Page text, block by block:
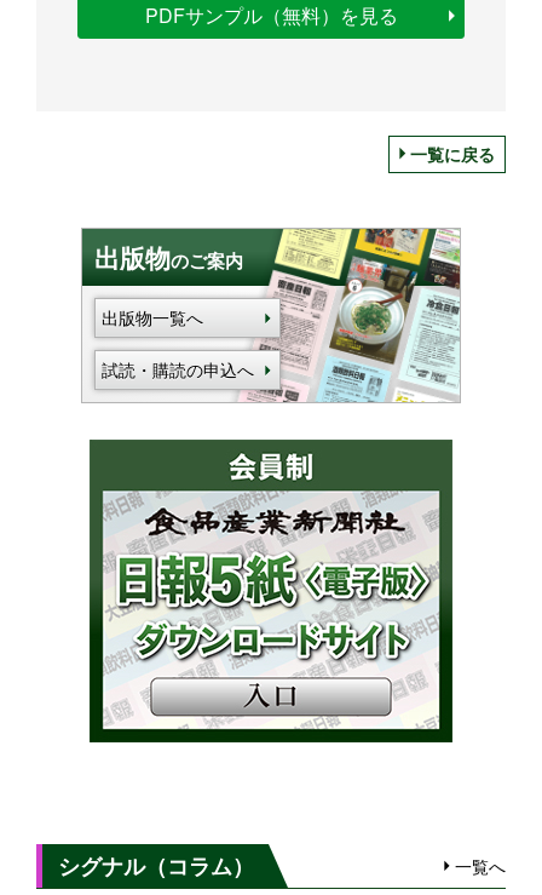
PDFサンプル（無料）を見る
一覧に戻る
出版物のご案内
出版物一覧へ
試読・購読の申込へ
シグナル（コラム） 一覧へ